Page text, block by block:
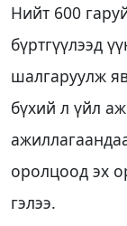
Нийт 600
бүртгүүлээд
шалгаруулж
бүхий л үйл
оролцоод эх
гэлээ.